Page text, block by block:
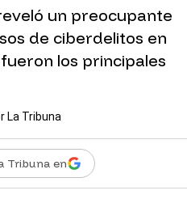
un preocupante
de ciberdelitos en
los principales
La Tribuna
Tribuna en